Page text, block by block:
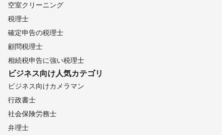
空室クリーニング
税理士
確定申告の税理士
顧問税理士
相続税申告に強い税理士
ビジネス向け人気カテゴリ
ビジネス向けカメラマン
行政書士
社会保険労務士
弁理士